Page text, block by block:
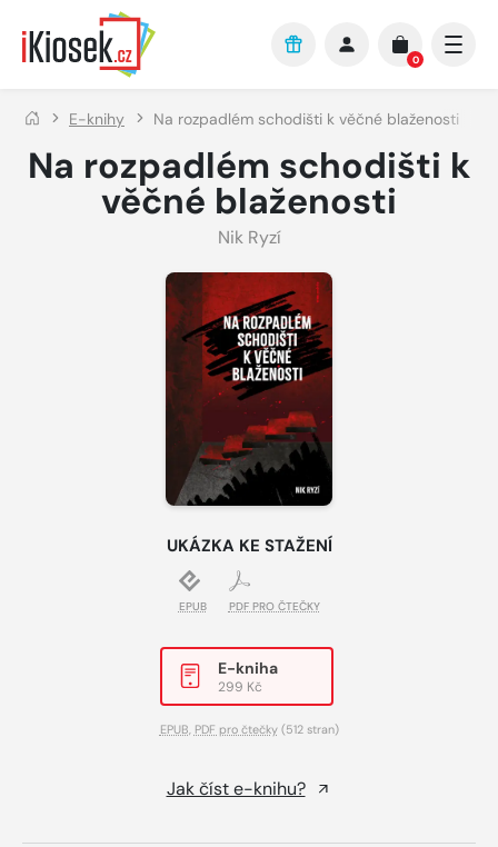
Přejít na hlavní obsah
0
E-knihy Na rozpadlém schodišti k věčné blaženosti
Na rozpadlém schodišti k
věčné blaženosti
Nik Ryzí
UKÁZKA KE STAŽENÍ
EPUB PDF PRO ČTEČKY
E-kniha
299 Kč
EPUB PDF pro čtečky(512 stran)
Jak číst e-knihu?